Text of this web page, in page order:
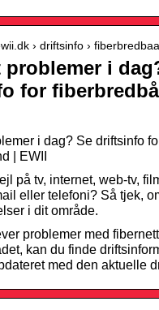
› driftsinfo ›
problemer i
for
i dag? Se driftsinfo
| EWII
på tv, internet, web-tv,
eller telefoni? Så tjek,
i dit område.
problemer med
kan du finde
med den aktuelle